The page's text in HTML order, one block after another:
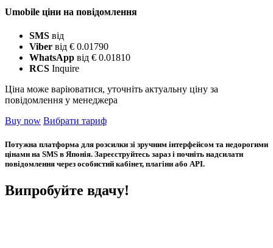
Umobile ціни на повідомлення
SMS від
Viber від € 0.01790
WhatsApp від € 0.01810
RCS Inquire
Ціна може варіюватися, уточніть актуальну ціну за
повідомлення у менеджера
Buy now Вибрати тариф
Потужна платформа для розсилки зі зручним інтерфейсом та недорогими
цінами на SMS в Японія. Зареєструйтесь зараз і почніть надсилати
повідомлення через особистий кабінет, плагіни або API.
Випробуйте вдачу!